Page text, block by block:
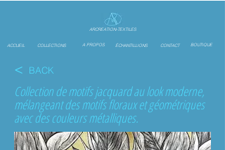
ARCREATION-TEXTILES
ACCUEIL COLLECTIONS A PROPOS ÉCHANTILLIONS CONTACT BOUTIQUE
< BACK
Collection de motifs jacquard au look moderne,
mélangeant des motifs floraux et géométriques
avec des couleurs métalliques.